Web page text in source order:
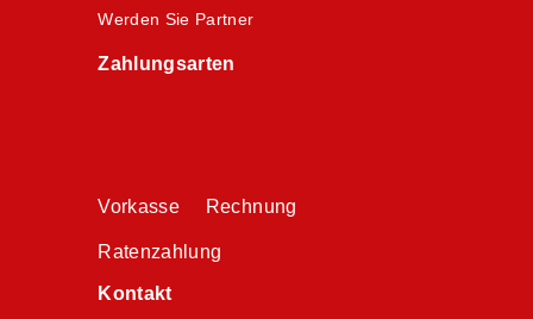
Werden Sie Partner
Zahlungsarten
Vorkasse Rechnung
Ratenzahlung
Kontakt